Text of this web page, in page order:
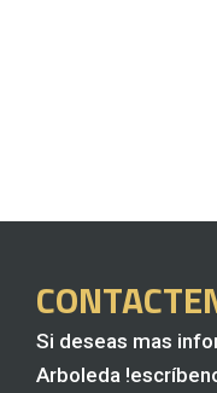
Si deseas mas
Arboleda